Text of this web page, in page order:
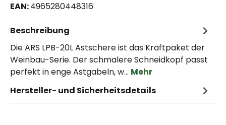
EAN:4965280448316
Beschreibung
Die ARS LPB-20L Astschere ist das Kraftpaket der
Weinbau-Serie. Der schmalere Schneidkopf passt
perfekt in enge Astgabeln, w… Mehr
Hersteller- und Sicherheitsdetails